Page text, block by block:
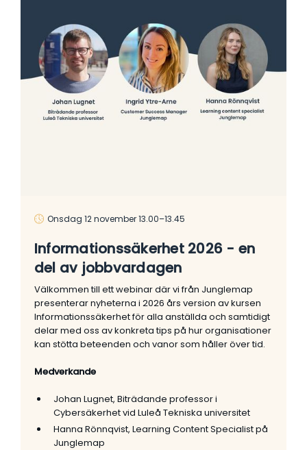
Onsdag 12 november 13.00–13.45
Informationssäkerhet 2026 - en
del av jobbvardagen
Välkommen till ett webinar där vi från Junglemap
presenterar nyheterna i 2026 års version av kursen
Informationssäkerhet för alla anställda och samtidigt
delar med oss av konkreta tips på hur organisationer
kan stötta beteenden och vanor som håller över tid.
Medverkande
Johan Lugnet, Biträdande professor i
Cybersäkerhet vid Luleå Tekniska universitet
Hanna Rönnqvist, Learning Content Specialist på
Junglemap